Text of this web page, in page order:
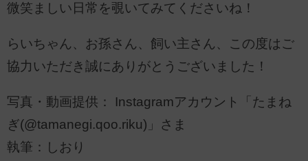
微笑ましい日常を覗いてみてくださいね！
らいちゃん、お孫さん、飼い主さん、この度はご
協力いただき誠にありがとうございました！
写真・動画提供： Instagramアカウント「たまね
ぎ(@tamanegi.qoo.riku)」さま
執筆：しおり